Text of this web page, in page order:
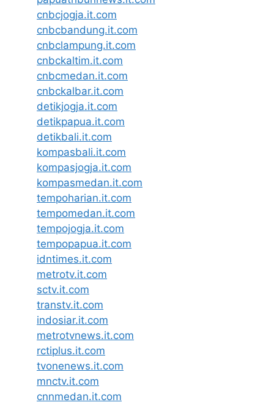
cnbcjogja.it.com
cnbcbandung.it.com
cnbclampung.it.com
cnbckaltim.it.com
cnbcmedan.it.com
cnbckalbar.it.com
detikjogja.it.com
detikpapua.it.com
detikbali.it.com
kompasbali.it.com
kompasjogja.it.com
kompasmedan.it.com
tempoharian.it.com
tempomedan.it.com
tempojogja.it.com
tempopapua.it.com
idntimes.it.com
metrotv.it.com
sctv.it.com
transtv.it.com
indosiar.it.com
metrotvnews.it.com
rctiplus.it.com
tvonenews.it.com
mnctv.it.com
cnnmedan.it.com